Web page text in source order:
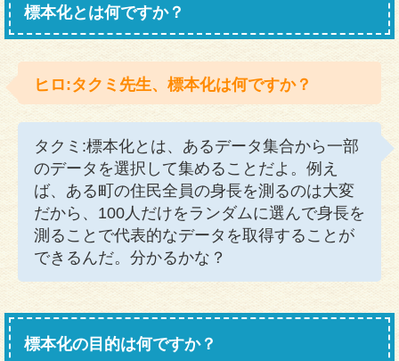
標本化とは何ですか？
ヒロ:タクミ先生、標本化は何ですか？
タクミ:標本化とは、あるデータ集合から一部
のデータを選択して集めることだよ。例え
ば、ある町の住民全員の身長を測るのは大変
だから、100人だけをランダムに選んで身長を
測ることで代表的なデータを取得することが
できるんだ。分かるかな？
標本化の目的は何ですか？